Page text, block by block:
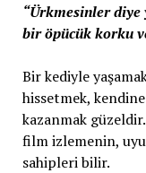
“Ürkmesinler
bir öpücük korku
Bir kediyle
hissetmek,
kazanmak
film izlemenin,
sahipleri bilir.